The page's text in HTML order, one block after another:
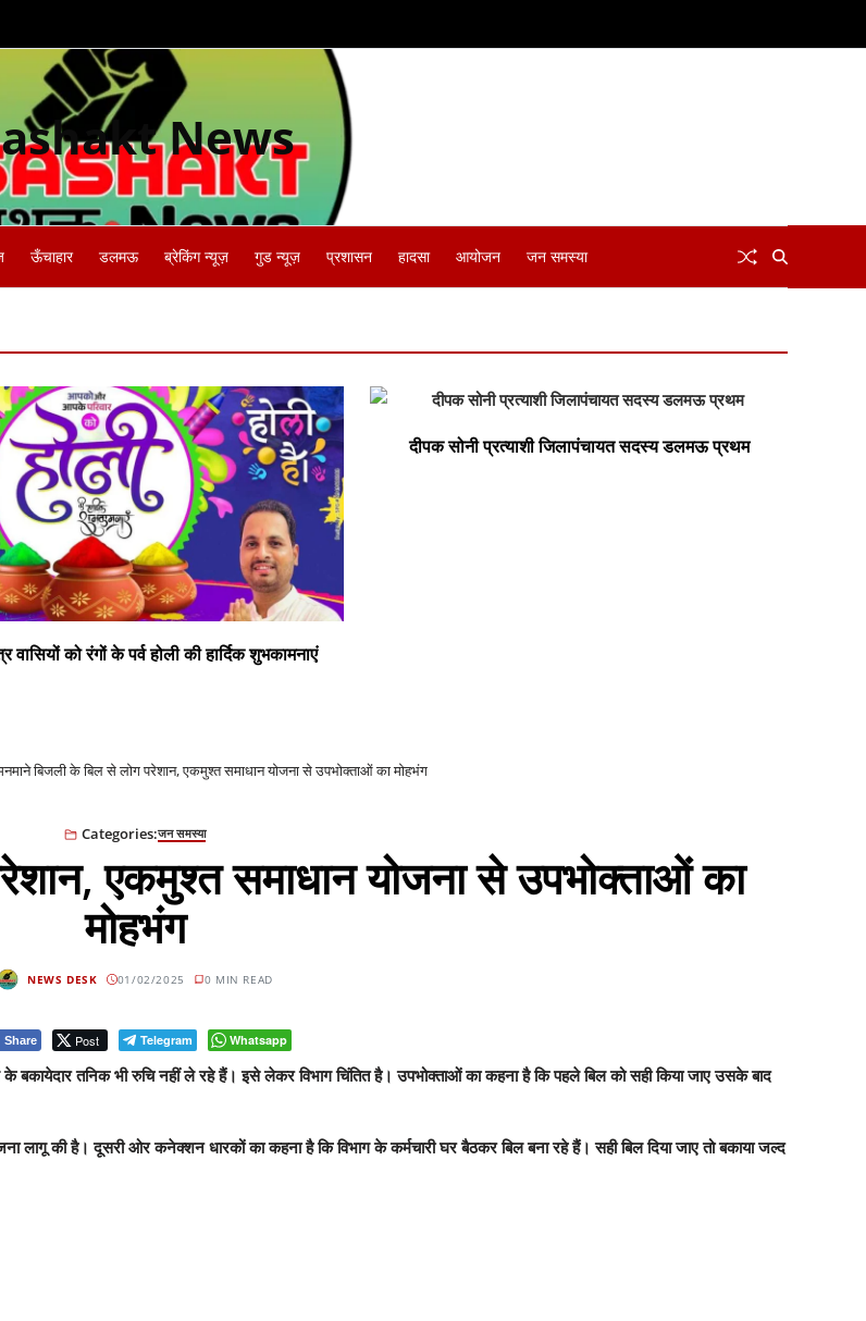
News
ऊँचाहार डलमऊ ब्रेकिंग न्यूज़ गुड न्यूज़ प्रशासन हादसा आयोजन जन समस्या
वासियों को रंगों के पर्व होली की हार्दिक शुभकामनाएं
दीपक सोनी प्रत्याशी जिलापंचायत सदस्य डलमऊ प्रथम
बिजली के बिल से लोग परेशान, एकमुश्त समाधान योजना से उपभोक्ताओं का मोहभंग
Categories:जन समस्या
एकमुश्त समाधान योजना से उपभोक्ताओं का
मोहभंग
NEWS DESK 01/02/2025 0 MIN READ
Share Post Telegram Whatsapp
बकायेदार तनिक भी रुचि नहीं ले रहे हैं। इसे लेकर विभाग चिंतित है। उपभोक्ताओं का कहना है कि पहले बिल को सही किया जाए उसके बाद
लागू की है। दूसरी ओर कनेक्शन धारकों का कहना है कि विभाग के कर्मचारी घर बैठकर बिल बना रहे हैं। सही बिल दिया जाए तो बकाया जल्द